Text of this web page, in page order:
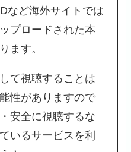
など海外サイトでは
プロードされた本
ます。
て視聴することは
性がありますので
安全に視聴するな
いるサービスを利